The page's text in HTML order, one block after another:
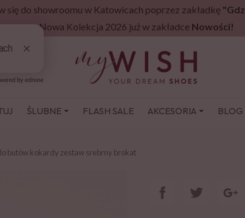
się do showroomu w Katowicach poprzez zakładkę
Nowa Kolekcja 2026 już w zakładce Nowości!
ŚLUBNE FLASH SALE AKCESORIA BLOG
butów kokardy zestaw srebrny brokat